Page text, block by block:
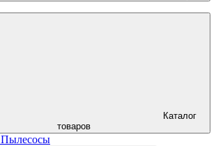
Каталог
товаров
Пылесосы